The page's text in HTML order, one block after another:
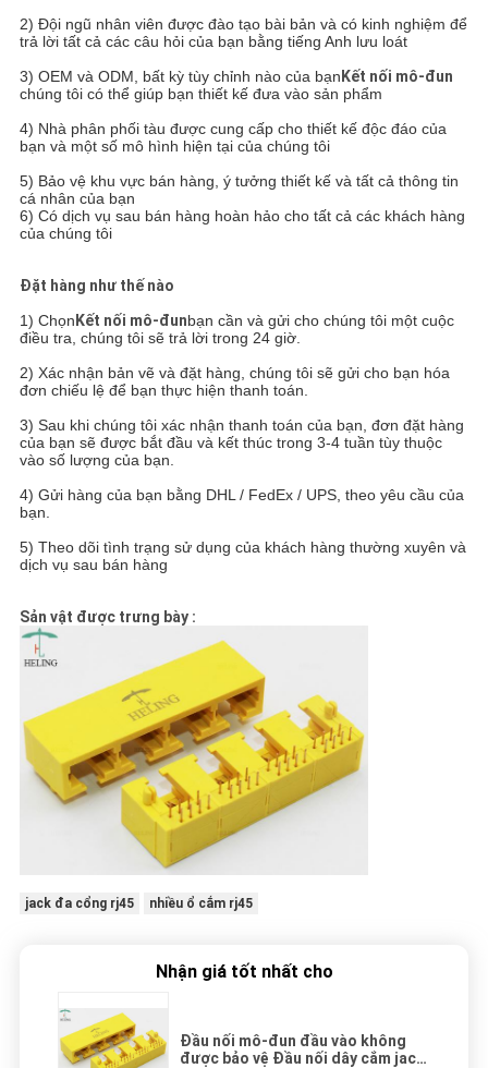
2) Đội ngũ nhân viên được đào tạo bài bản và có kinh nghiệm để
trả lời tất cả các câu hỏi của bạn bằng tiếng Anh lưu loát
3) OEM và ODM, bất kỳ tùy chỉnh nào của bạn Kết nối mô-đun
chúng tôi có thể giúp bạn thiết kế đưa vào sản phẩm
4) Nhà phân phối tàu được cung cấp cho thiết kế độc đáo của
bạn và một số mô hình hiện tại của chúng tôi
5) Bảo vệ khu vực bán hàng, ý tưởng thiết kế và tất cả thông tin
cá nhân của bạn
6) Có dịch vụ sau bán hàng hoàn hảo cho tất cả các khách hàng
của chúng tôi
Đặt hàng như thế nào
1) Chọn Kết nối mô-đunbạn cần và gửi cho chúng tôi một cuộc
điều tra, chúng tôi sẽ trả lời trong 24 giờ.
2) Xác nhận bản vẽ và đặt hàng, chúng tôi sẽ gửi cho bạn hóa
đơn chiếu lệ để bạn thực hiện thanh toán.
3) Sau khi chúng tôi xác nhận thanh toán của bạn, đơn đặt hàng
của bạn sẽ được bắt đầu và kết thúc trong 3-4 tuần tùy thuộc
vào số lượng của bạn.
4) Gửi hàng của bạn bằng DHL / FedEx / UPS, theo yêu cầu của
bạn.
5) Theo dõi tình trạng sử dụng của khách hàng thường xuyên và
dịch vụ sau bán hàng
Sản vật được trưng bày :
jack đa cổng rj45 nhiều ổ cắm rj45
Nhận giá tốt nhất cho
Đầu nối mô-đun đầu vào không
được bảo vệ Đầu nối dây cắm jack